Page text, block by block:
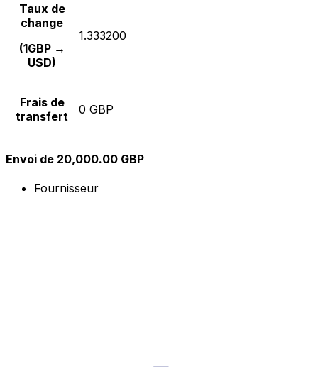
Taux de
change
(1GBP →
USD)
1.333200
Frais de
transfert
0 GBP
Envoi de 20,000.00 GBP
Fournisseur